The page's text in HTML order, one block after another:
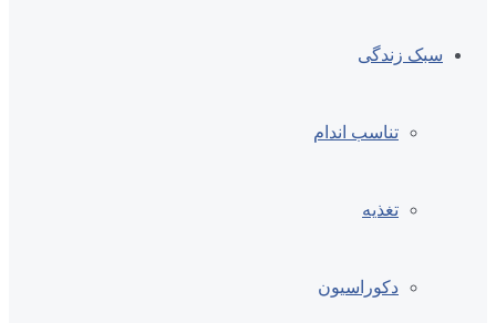
سبک زندگی
تناسب اندام
تغذیه
دکوراسیون